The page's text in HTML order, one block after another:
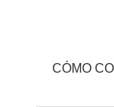
CÓMO